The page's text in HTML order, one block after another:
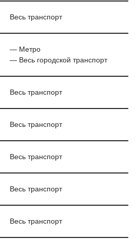
Весь транспорт
— Метро
— Весь городской транспорт
Весь транспорт
Весь транспорт
Весь транспорт
Весь транспорт
Весь транспорт